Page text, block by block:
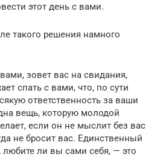
этот день с вами.
такого решения намного
зовет вас на свидания,
спать с вами, что, по сути
ответственность за ваши
вещь, которую молодой
если он не мыслит без вас
не бросит вас. Единственный
любите ли вы сами себя, — это